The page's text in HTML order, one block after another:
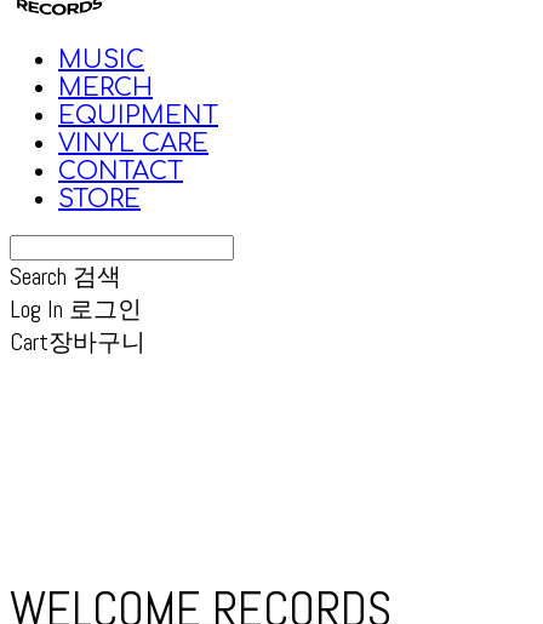
MUSIC
MERCH
EQUIPMENT
VINYL CARE
CONTACT
STORE
Search 검색
Log In 로그인
Cart장바구니
WELCOME RECORDS